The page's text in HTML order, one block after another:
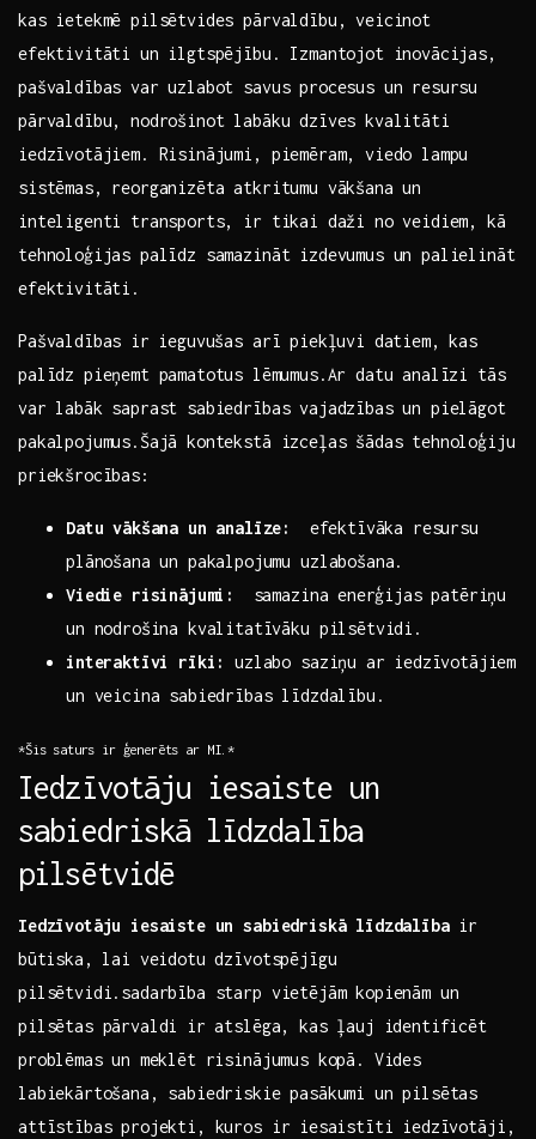
kas ietekmē pilsētvides pārvaldību, veicinot
efektivitāti un ilgtspējību.​ Izmantojot inovācijas,
pašvaldības var uzlabot savus procesus un resursu
pārvaldību, nodrošinot labāku dzīves kvalitāti
iedzīvotājiem. Risinājumi, piemēram, viedo lampu
sistēmas, reorganizēta‌ atkritumu vākšana un
inteligenti transports, ir tikai daži‌ no veidiem, kā
tehnoloģijas palīdz samazināt izdevumus un palielināt
efektivitāti.​
Pašvaldības ir⁣ ieguvušas arī piekļuvi datiem, ⁤kas
palīdz pieņemt ​pamatotus ⁢lēmumus.Ar datu analīzi tās
var labāk saprast sabiedrības vajadzības un pielāgot
pakalpojumus.Šajā kontekstā izceļas šādas tehnoloģiju
priekšrocības:
Datu vākšana un analīze:
⁣ efektīvāka resursu
plānošana un pakalpojumu uzlabošana.
Viedie ‌risinājumi:
⁣ samazina ⁣enerģijas patēriņu
un nodrošina kvalitatīvāku pilsētvidi.
interaktīvi‍ rīki:
uzlabo saziņu ⁤ar iedzīvotājiem
un veicina sabiedrības līdzdalību.
*Šis saturs ir ģenerēts ar MI.*
Iedzīvotāju iesaiste un
sabiedriskā ⁣līdzdalība⁣
pilsētvidē
Iedzīvotāju iesaiste un sabiedriskā līdzdalībair
⁣būtiska, lai veidotu dzīvotspējīgu
pilsētvidi.sadarbība starp vietējām kopienām un
pilsētas pārvaldi ⁤ir atslēga, kas ļauj identificēt
problēmas ⁣un meklēt‍ risinājumus kopā. Vides
labiekārtošana, sabiedriskie pasākumi un pilsētas
attīstības projekti, kuros ir⁢ iesaistīti iedzīvotāji,